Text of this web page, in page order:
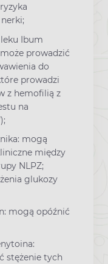
Ibum
prowadzić
do
prowadzi
z hemofilią z
na
mogą
między
NLPZ;
glukozy
mogą opóźnić
stężenie tych